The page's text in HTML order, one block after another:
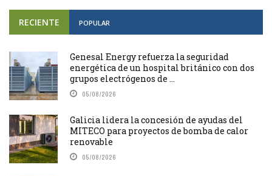
RECIENTE POPULAR
Genesal Energy refuerza la seguridad
energética de un hospital británico con dos
grupos electrógenos de ...
05/08/2026
Galicia lidera la concesión de ayudas del
MITECO para proyectos de bomba de calor
renovable
05/08/2026